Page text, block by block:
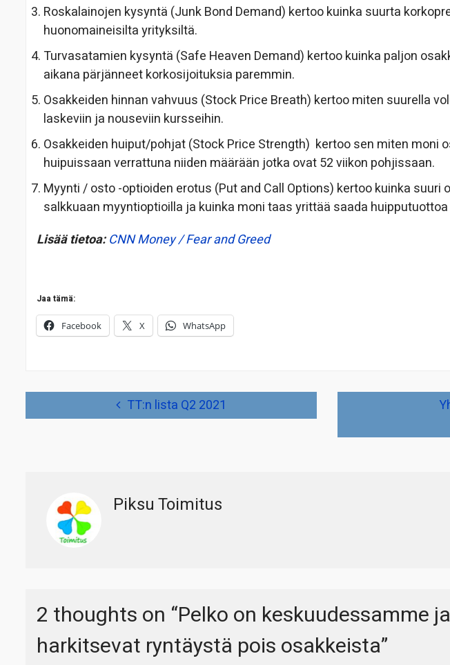
Roskalainojen kysyntä (Junk Bond Demand) kertoo kuinka suurta
huonomaineisilta yrityksiltä.
Turvasatamien kysyntä (Safe Heaven Demand) kertoo kuinka paljon
aikana pärjänneet korkosijoituksia paremmin.
Osakkeiden hinnan vahvuus (Stock Price Breath) kertoo miten suurella
laskeviin ja nouseviin kursseihin.
Osakkeiden huiput/pohjat (Stock Price Strength) kertoo sen miten moni
huipuissaan verrattuna niiden määrään jotka ovat 52 viikon pohjissaan.
Myynti / osto -optioiden erotus (Put and Call Options) kertoo kuinka
salkkuaan myyntioptioilla ja kuinka moni taas yrittää saada
Lisää tietoa: CNN Money / Fear and Greed
Jaa tämä:
Facebook X WhatsApp
TT:n lista Q2 2021
Piksu Toimitus
2 thoughts on “Pelko on keskuudessamme
harkitsevat ryntäystä pois osakkeista”